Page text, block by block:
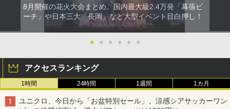
8月開催の花火大会まとめ。国内最大級2.4万発「幕張ビ
ーチ」や日本三大「長岡」など大型イベント目白押し！
● ● ● ● ● ●
アクセスランキング
1時間 24時間 1週間 1カ月
ユニクロ、今日から「お盆特別セール」。涼感シアサッカーワン